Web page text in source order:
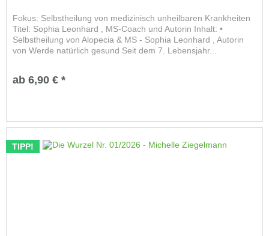
Fokus: Selbstheilung von medizinisch unheilbaren Krankheiten
Titel: Sophia Leonhard , MS-Coach und Autorin Inhalt: •
Selbstheilung von Alopecia & MS - Sophia Leonhard , Autorin
von Werde natürlich gesund Seit dem 7. Lebensjahr...
ab 6,90 € *
TIPP!